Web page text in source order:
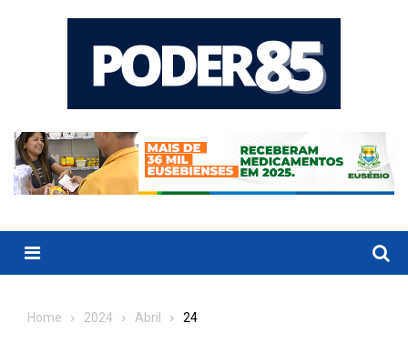
Menu
Home 2024 Abril 24